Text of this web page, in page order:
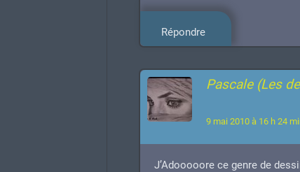
Répondre
Pascale (Les
9 mai 2010 à 16 h 24
J’Adooooore ce genre de